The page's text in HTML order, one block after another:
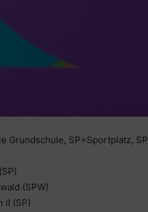
Grundschule, SP=Sportplatz,
(SPW)
II (SP)